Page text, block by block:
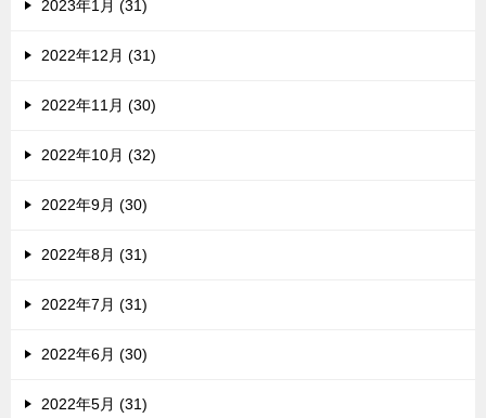
2023年1月 (31)
2022年12月 (31)
2022年11月 (30)
2022年10月 (32)
2022年9月 (30)
2022年8月 (31)
2022年7月 (31)
2022年6月 (30)
2022年5月 (31)